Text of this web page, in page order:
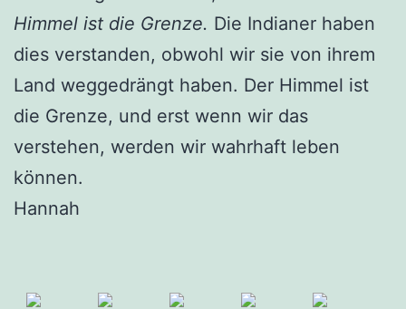
Himmel ist die Grenze. Die Indianer haben
dies verstanden, obwohl wir sie von ihrem
Land weggedrängt haben. Der Himmel ist
die Grenze, und erst wenn wir das
verstehen, werden wir wahrhaft leben
können.
Hannah